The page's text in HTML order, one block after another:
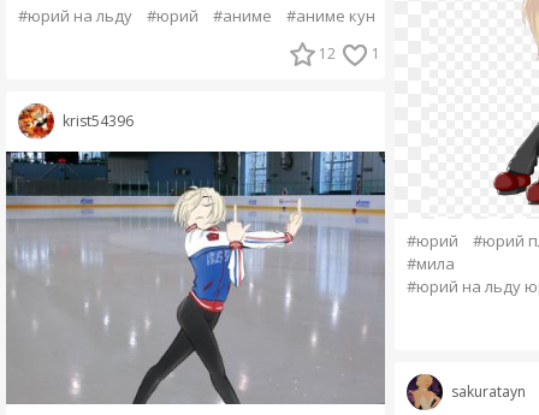
#юрий на льду #юрий #аниме #аниме кун
12 1
krist54396
#юрий
#юрий
#мила
#юрий на льду
sakuratayn